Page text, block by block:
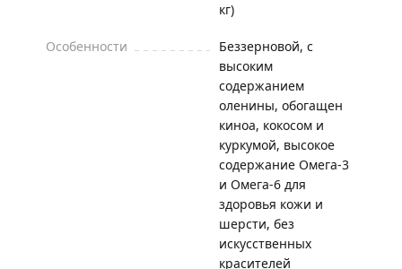
кг)
Особенности
Беззерновой, с
высоким
содержанием
оленины, обогащен
киноа, кокосом и
куркумой, высокое
содержание Омега-3
и Омега-6 для
здоровья кожи и
шерсти, без
искусственных
красителей